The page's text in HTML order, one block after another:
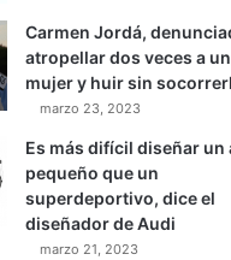
Carmen Jordá,
atropellar dos veces a
mujer y huir sin
marzo 23, 2023
Es más difícil diseñar un
pequeño que un
superdeportivo, dice el
diseñador de Audi
marzo 21, 2023